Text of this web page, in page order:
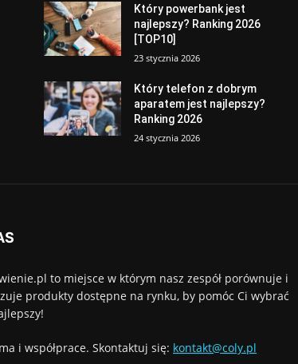
Który powerbank jest
najlepszy? Ranking 2026
[TOP10]
23 stycznia 2026
Który telefon z dobrym
aparatem jest najlepszy?
Ranking 2026
24 stycznia 2026
to miejsce w którym nasz zespół porównuje i
produkty dostępne na rynku, by pomóc Ci wybrać
i współprace. Skontaktuj się: kontakt@coly.pl